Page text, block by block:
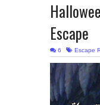
Escape
6 Escape